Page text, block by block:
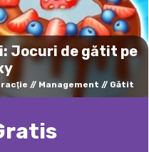
Jocuri de gătit pe
Management Gătit